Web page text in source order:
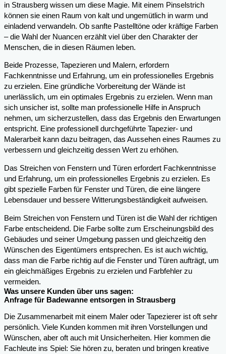
in Strausberg wissen um diese Magie. Mit einem Pinselstrich
können sie einen Raum von kalt und ungemütlich in warm und
einladend verwandeln. Ob sanfte Pastelltöne oder kräftige Farben
– die Wahl der Nuancen erzählt viel über den Charakter der
Menschen, die in diesen Räumen leben.
Beide Prozesse, Tapezieren und Malern, erfordern
Fachkenntnisse und Erfahrung, um ein professionelles Ergebnis
zu erzielen. Eine gründliche Vorbereitung der Wände ist
unerlässlich, um ein optimales Ergebnis zu erzielen. Wenn man
sich unsicher ist, sollte man professionelle Hilfe in Anspruch
nehmen, um sicherzustellen, dass das Ergebnis den Erwartungen
entspricht. Eine professionell durchgeführte Tapezier- und
Malerarbeit kann dazu beitragen, das Aussehen eines Raumes zu
verbessern und gleichzeitig dessen Wert zu erhöhen.
Das Streichen von Fenstern und Türen erfordert Fachkenntnisse
und Erfahrung, um ein professionelles Ergebnis zu erzielen. Es
gibt spezielle Farben für Fenster und Türen, die eine längere
Lebensdauer und bessere Witterungsbeständigkeit aufweisen.
Beim Streichen von Fenstern und Türen ist die Wahl der richtigen
Farbe entscheidend. Die Farbe sollte zum Erscheinungsbild des
Gebäudes und seiner Umgebung passen und gleichzeitig den
Wünschen des Eigentümers entsprechen. Es ist auch wichtig,
dass man die Farbe richtig auf die Fenster und Türen aufträgt, um
ein gleichmäßiges Ergebnis zu erzielen und Farbfehler zu
vermeiden.
Was unsere Kunden über uns sagen:
Anfrage für Badewanne entsorgen in Strausberg
Die Zusammenarbeit mit einem Maler oder Tapezierer ist oft sehr
persönlich. Viele Kunden kommen mit ihren Vorstellungen und
Wünschen, aber oft auch mit Unsicherheiten. Hier kommen die
Fachleute ins Spiel: Sie hören zu, beraten und bringen kreative